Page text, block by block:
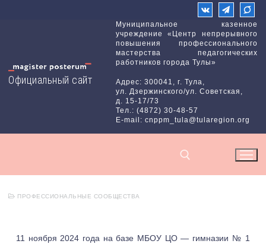
Официальный сайт
Муниципальное казенное
учреждение «Центр непрерывного
повышения профессионального
мастерства педагогических
работников города Тулы»
Адрес: 300041, г. Тула,
ул. Дзержинского/ул. Советская,
д. 15-17/73
Тел.: (4872) 30-48-57
E-mail: cnppm_tula@tularegion.org
ПРОФЕССИОНАЛЬНЫЕ СООБЩЕСТВА
11 ноября 2024 года на базе МБОУ ЦО — гимназии № 1